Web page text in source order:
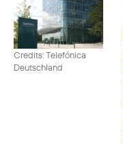
Credits: Telefónica
Deutschland